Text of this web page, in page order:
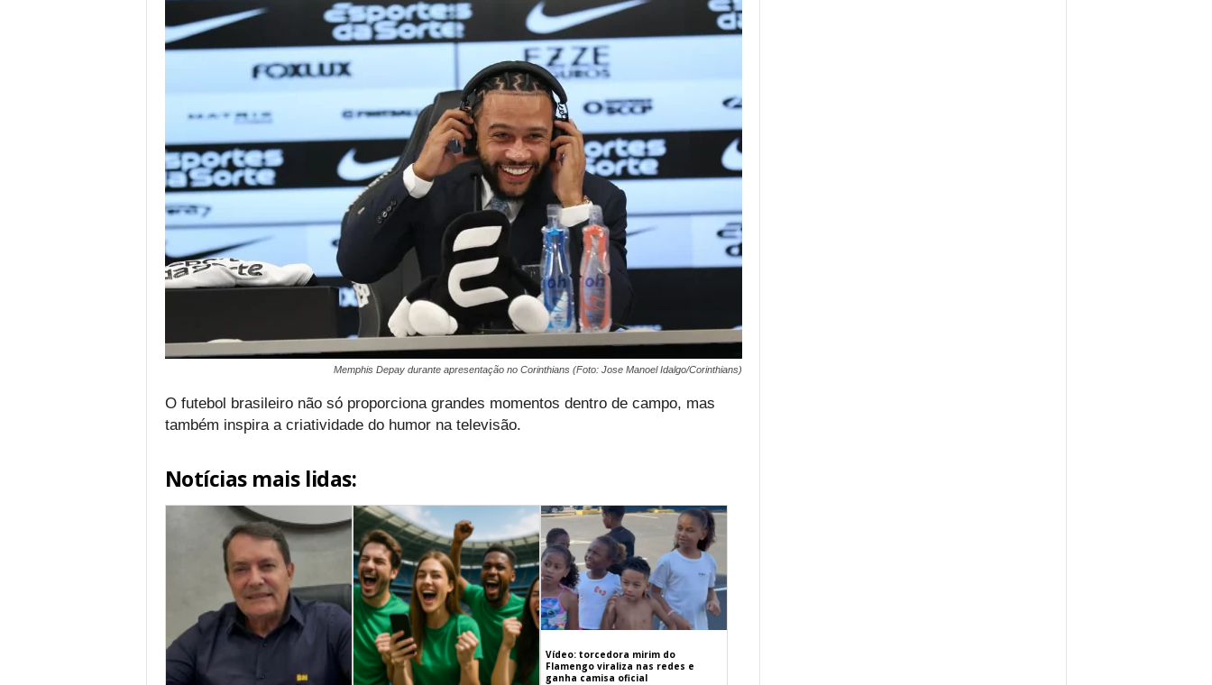
Memphis Depay durante apresentação no Corinthians (Foto: Jose Manoel Idalgo/Corinthians)
O futebol brasileiro não só proporciona grandes momentos dentro de campo, mas
também inspira a criatividade do humor na televisão.
Notícias mais lidas:
Vídeo: torcedora mirim do
Flamengo viraliza nas redes e
ganha camisa oficial